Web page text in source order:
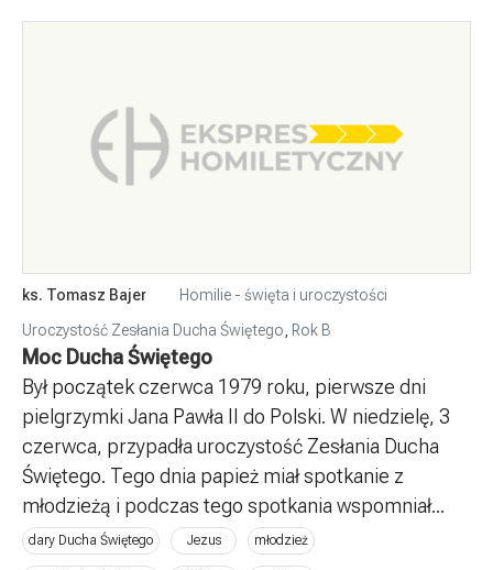
ks. Tomasz Bajer
Homilie - święta i uroczystości
Uroczystość Zesłania Ducha Świętego
Rok B
Moc Ducha Świętego
Był początek czerwca 1979 roku, pierwsze dni
pielgrzymki Jana Pawła II do Polski. W niedzielę, 3
czerwca, przypadła uroczystość Zesłania Ducha
Świętego. Tego dnia papież miał spotkanie z
młodzieżą i podczas tego spotkania wspomniał...
dary Ducha Świętego Jezus młodzież